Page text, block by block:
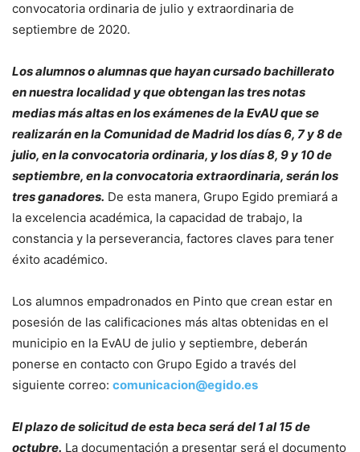
convocatoria ordinaria de julio y extraordinaria de
septiembre de 2020.
Los alumnos o alumnas que hayan cursado bachillerato
en nuestra localidad y que obtengan las tres notas
medias más altas en los exámenes de la EvAU que se
realizarán en la Comunidad de Madrid los días 6, 7 y 8 de
julio, en la convocatoria ordinaria, y los días 8, 9 y 10 de
septiembre, en la convocatoria extraordinaria, serán los
tres ganadores. De esta manera, Grupo Egido premiará a
la excelencia académica, la capacidad de trabajo, la
constancia y la perseverancia, factores claves para tener
éxito académico.
Los alumnos empadronados en Pinto que crean estar en
posesión de las calificaciones más altas obtenidas en el
municipio en la EvAU de julio y septiembre, deberán
ponerse en contacto con Grupo Egido a través del
siguiente correo: comunicacion@egido.es
El plazo de solicitud de esta beca será del 1 al 15 de
octubre. La documentación a presentar será el documento